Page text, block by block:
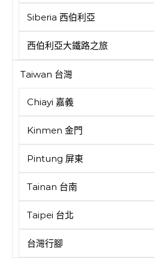
Siberia 西伯利亞
西伯利亞大鐵路之旅
Taiwan 台灣
Chiayi 嘉義
Kinmen 金門
Pintung 屏東
Tainan 台南
Taipei 台北
台灣行腳